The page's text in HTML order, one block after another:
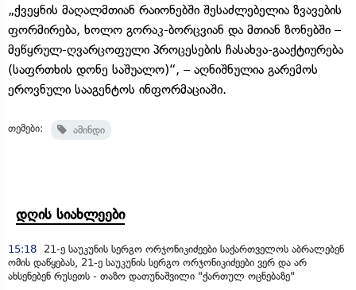
„ქვეყნის მაღალმთიან რაიონებში შესაძლებელია ზვავების
ფორმირება, ხოლო გორაკ-ბორცვიან და მთიან ზონებში –
მეწყრულ-ღვარცოფული პროცესების ჩასახვა-გააქტიურება
(საფრთხის დონე საშუალო)“, – აღნიშნულია გარემოს
ეროვნული სააგენტოს ინფორმაციაში.
თემები: ამინდი
დღის სიახლეები
15:18
21-ე საუკუნის სერგო ორჯონიკიძეები საქართველოს აბრალებენ
ომის დაწყებას, 21-ე საუკუნის სერგო ორჯონიკიძეები ვერ და არ
ახსენებენ რუსეთს - თაზო დათუნაშვილი "ქართულ ოცნებაზე"